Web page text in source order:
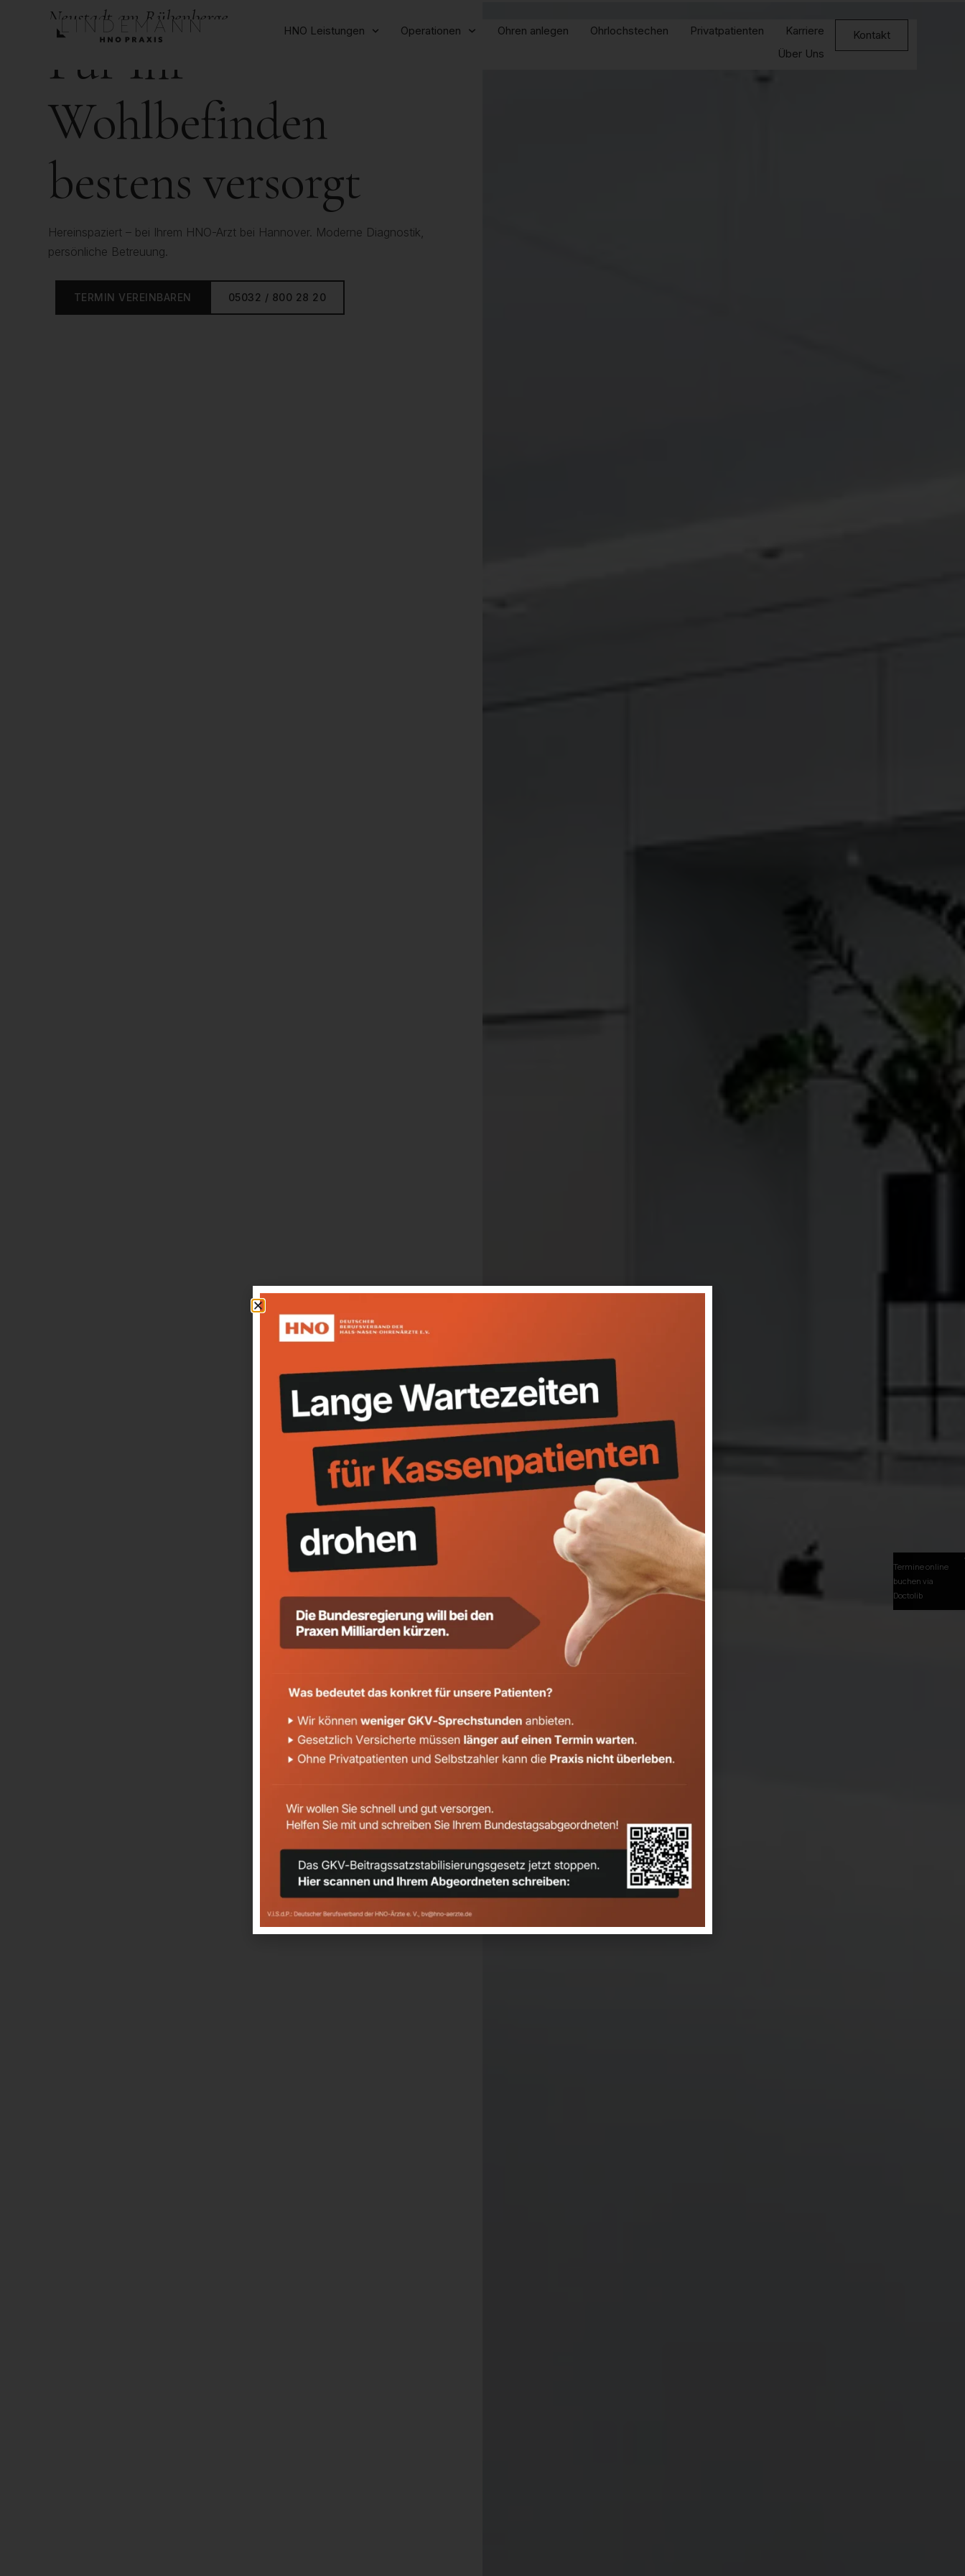
HNO Leistungen Operationen Ohren anlegen Ohrlochstechen Privatpatienten
Karriere
Über Uns
Kontakt
Termine online
buchen via
Doctolib
Neustadt am Rübenberge
Für Ihr
Wohlbefinden
bestens versorgt
Hereinspaziert – bei Ihrem HNO-Arzt bei Hannover. Moderne Diagnostik,
persönliche Betreuung.
TERMIN VEREINBAREN 05032 / 800 28 20